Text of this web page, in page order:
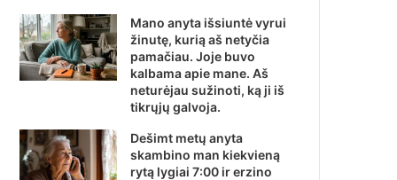
Mano anyta išsiuntė vyrui
žinutę, kurią aš netyčia
pamačiau. Joje buvo
kalbama apie mane. Aš
neturėjau sužinoti, ką ji iš
tikrųjų galvoja.
Dešimt metų anyta
skambino man kiekvieną
rytą lygiai 7:00 ir erzino